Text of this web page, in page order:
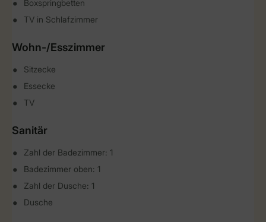
Boxspringbetten
TV in Schlafzimmer
Wohn-/Esszimmer
Sitzecke
Essecke
TV
Sanitär
Zahl der Badezimmer: 1
Badezimmer oben: 1
Zahl der Dusche: 1
Dusche